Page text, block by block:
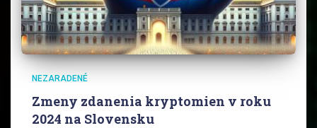
NEZARADENÉ
Zmeny zdanenia kryptomien v roku
2024 na Slovensku